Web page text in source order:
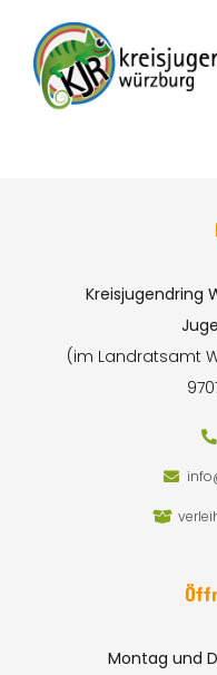
Kreisjugendring
(im Landratsamt
Montag und